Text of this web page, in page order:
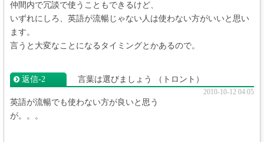
仲間内で冗談で使うこともできるけど、
いずれにしろ、英語が流暢じゃない人は使わない方がいいと思い
ます。
言うと大変なことになるタイミングとかあるので。
返信‐2 言葉は選びましょう （トロント）
2010-10-12 04:05
英語が流暢でも使わない方が良いと思う
が。。。